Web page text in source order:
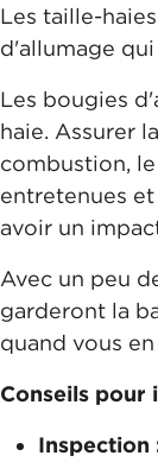
Les taille-
d'allumage
Les bougies
haie. Assurer
combustion,
entretenues
avoir un
Avec un peu
garderont la
quand vous
Conseils pour
Inspection